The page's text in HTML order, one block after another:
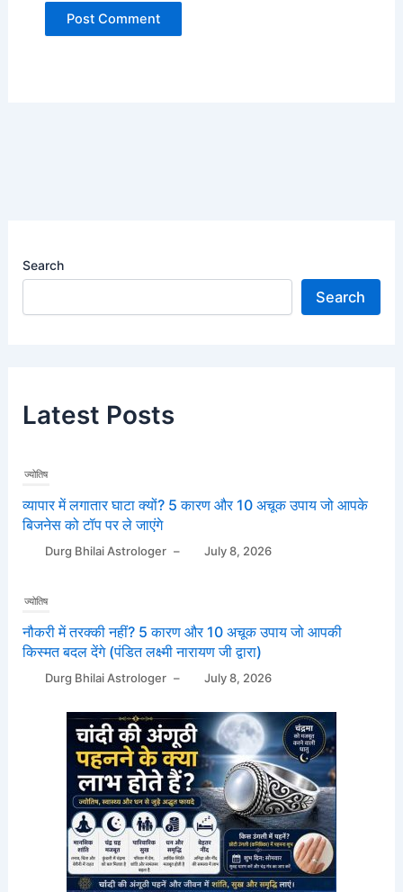
Search
Search
Latest Posts
ज्योतिष
व्यापार में लगातार घाटा क्यों? 5 कारण और 10 अचूक उपाय जो आपके
बिजनेस को टॉप पर ले जाएंगे
Durg Bhilai Astrologer – July 8, 2026
ज्योतिष
नौकरी में तरक्की नहीं? 5 कारण और 10 अचूक उपाय जो आपकी
किस्मत बदल देंगे (पंडित लक्ष्मी नारायण जी द्वारा)
Durg Bhilai Astrologer – July 8, 2026